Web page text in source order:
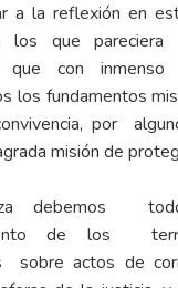
a la reflexión en
los que
con inmenso
los fundamentos
por
misión de
debemos
de los
sobre actos de